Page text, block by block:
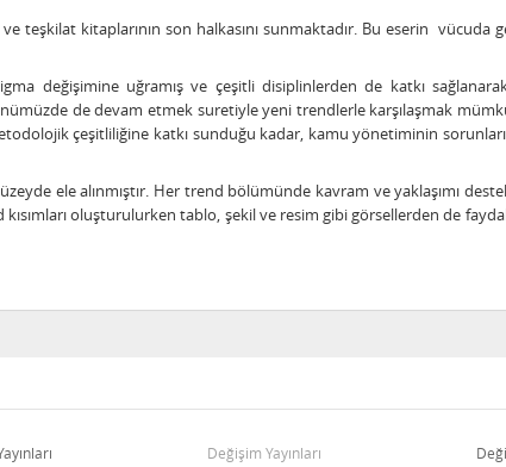
teşkilat kitaplarının son halkasını sunmaktadır. Bu eserin vücuda
değişimine uğramış ve çeşitli disiplinlerden de katkı
de devam etmek suretiyle yeni trendlerle karşılaşmak
çeşitliliğine katkı sunduğu kadar, kamu yönetiminin
ele alınmıştır. Her trend bölümünde kavram ve yaklaşımı
oluşturulurken tablo, şekil ve resim gibi görsellerden de
Değişim Yayınları